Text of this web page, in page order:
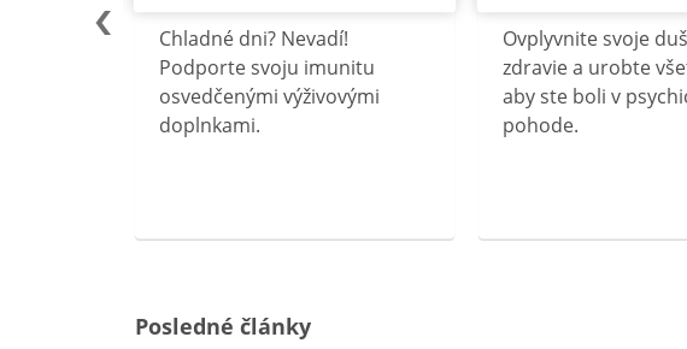
Chladné dni? Nevadí!
Podporte svoju imunitu
osvedčenými výživovými
doplnkami.
Ovplyvnite svoje
zdravie a urobte
aby ste boli v
pohode.
Posledné články